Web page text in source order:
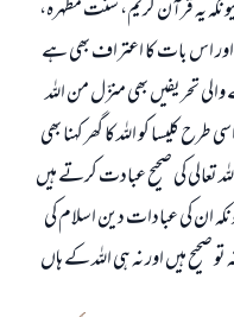
یہ قرآن کریم، سنت مطہرہ،
اس بات کا اعتراف بھی ہے
تحریفیں بھی منزّل من اللہ
کلیسا کو اللہ کا گھر کہنا بھی
تعالی کی صحیح عبادت کرتے ہیں
ان کی عبادات دین اسلام کی
ہیں اور نہ ہی اللہ کے ہاں